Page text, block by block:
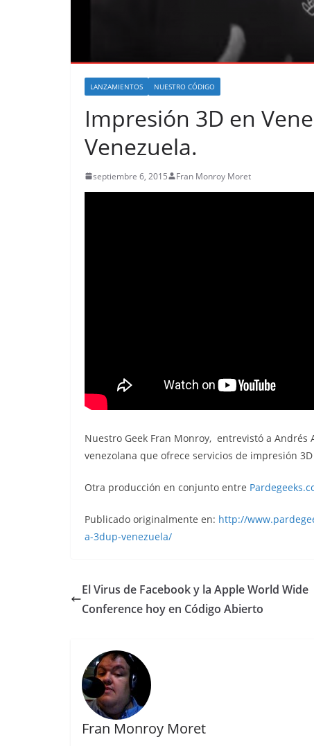
LANZAMIENTOS NUESTRO CÓDIGO
Impresión 3D en
Venezuela.
septiembre 6, 2015 Fran Monroy Moret
Nuestro Geek Fran Monroy, entrevistó a
venezolana que ofrece servicios de impresión
Otra producción en conjunto entre
Publicado originalmente en: http://
a-3dup-venezuela/
El Virus de Facebook y la Apple World Wide
Conference hoy en Código Abierto
Fran Monroy Moret